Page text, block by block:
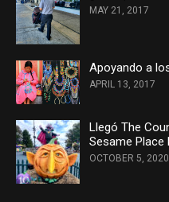
MAY 21, 2017
Apoyando a
APRIL 13, 2017
Llegó The
Sesame Place
OCTOBER 5, 2020